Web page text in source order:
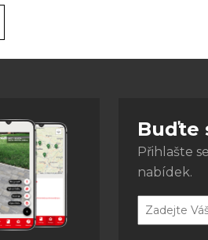
Buďte
Přihlašte
nabídek.